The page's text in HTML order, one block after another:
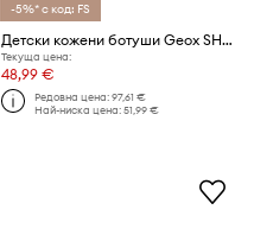
-5%* с код: FS
Детски кожени ботуши Geox SHAYLAX
Текуща цена:
48,99 €
Редовна цена:97,61 €
Най-ниска цена:51,99 €